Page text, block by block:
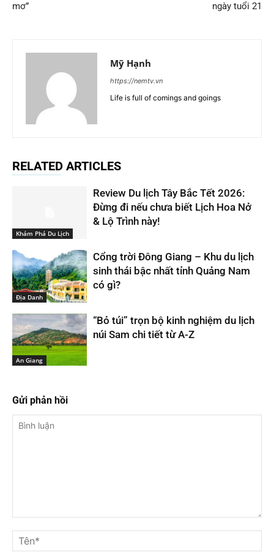
mơ”
ngày tuổi 21
Mỹ Hạnh
https://nemtv.vn
Life is full of comings and goings
RELATED ARTICLES
Khám Phá Du Lịch
Review Du lịch Tây Bắc Tết 2026:
Đừng đi nếu chưa biết Lịch Hoa Nở
& Lộ Trình này!
Địa Danh
Cổng trời Đông Giang – Khu du lịch
sinh thái bậc nhất tỉnh Quảng Nam
có gì?
An Giang
“Bỏ túi” trọn bộ kinh nghiệm du lịch
núi Sam chi tiết từ A-Z
Gửi phản hồi
luận